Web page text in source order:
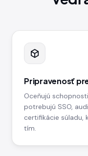
Pripravenosť
Oceňujú
potrebujú SSO,
certifikácie súladu,
tím.